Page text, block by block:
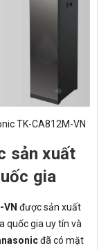
TK-CA812M-VN
sản xuất
gia
được sản xuất
quốc gia uy tín và
đã có mặt